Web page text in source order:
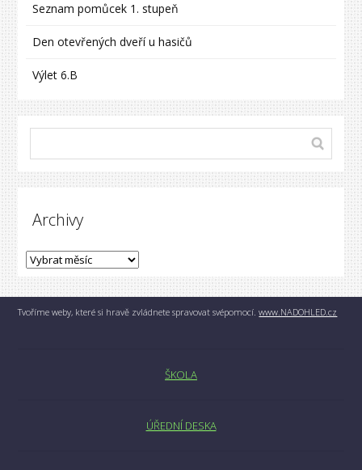
Seznam pomůcek 1. stupeň
Den otevřených dveří u hasičů
Výlet 6.B
Archivy
Tvoříme weby, které si hravě zvládnete spravovat svépomocí.www.NADOHLED.cz
ŠKOLA
ÚŘEDNÍ DESKA